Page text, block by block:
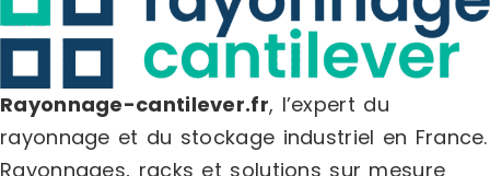
Rayonnage-cantilever.fr, l’expert du
rayonnage et du stockage industriel en France.
Rayonnages, racks et solutions sur mesure